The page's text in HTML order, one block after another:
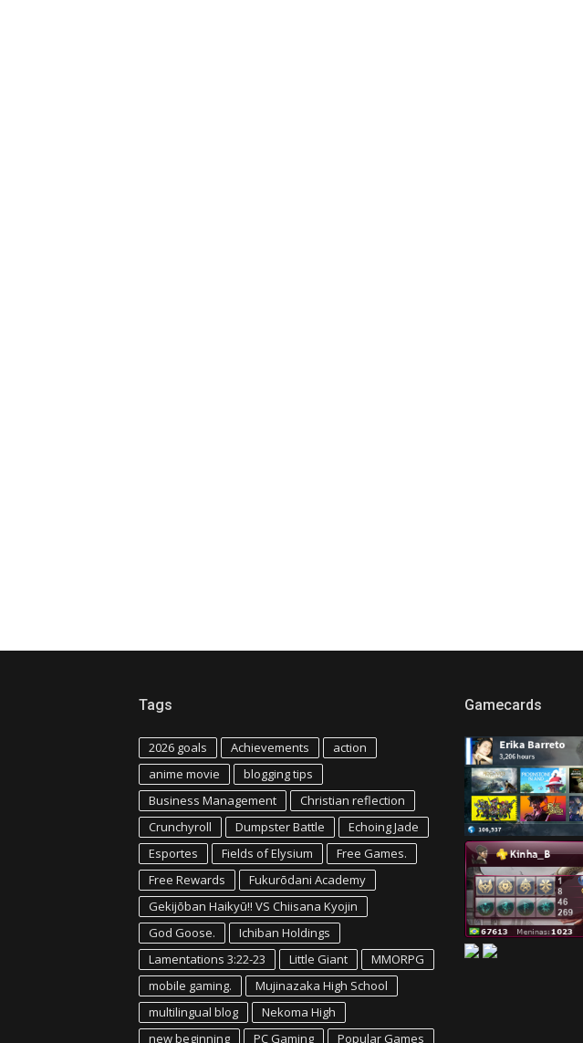
Tags
2026 goals Achievements
action
anime movie
blogging tips
Business Management
Christian reflection
Crunchyroll
Dumpster Battle
Echoing Jade
Esportes
Fields of Elysium
Free Games.
Free Rewards
Fukurōdani Academy
Gekijōban Haikyū!! VS Chiisana Kyojin
God Goose.
Ichiban Holdings
Lamentations 3:22-23
Little Giant
MMORPG
mobile gaming.
Mujinazaka High School
multilingual blog
Nekoma High
new beginning
PC Gaming Popular Games
Gamecards